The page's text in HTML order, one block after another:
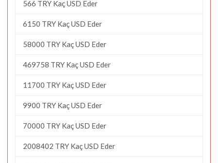
566 TRY Kaç USD Eder
6150 TRY Kaç USD Eder
58000 TRY Kaç USD Eder
469758 TRY Kaç USD Eder
11700 TRY Kaç USD Eder
9900 TRY Kaç USD Eder
70000 TRY Kaç USD Eder
2008402 TRY Kaç USD Eder